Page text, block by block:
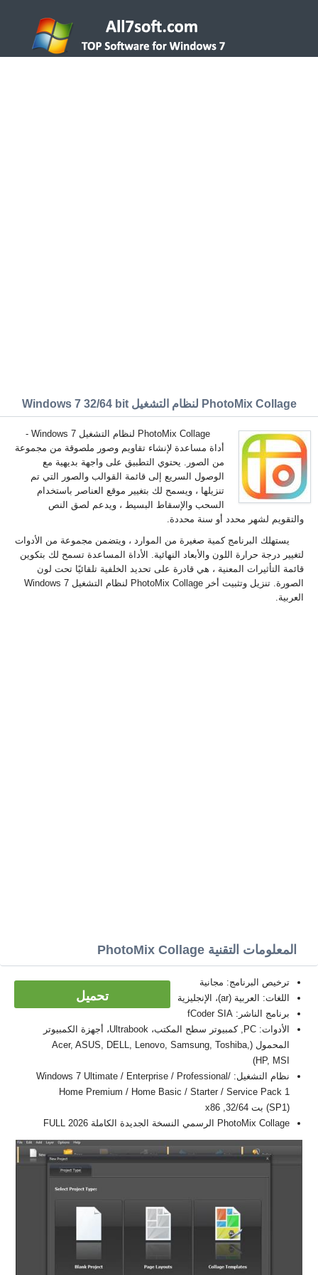
PhotoMix Collage لنظام التشغيل Windows 7 32/64 bit
PhotoMix Collage لنظام التشغيل Windows 7 -
أداة مساعدة لإنشاء تقاويم وصور ملصوقة من مجموعة
من الصور. يحتوي التطبيق على واجهة بديهية مع
الوصول السريع إلى قائمة القوالب والصور التي تم
تنزيلها ، ويسمح لك بتغيير موقع العناصر باستخدام
السحب والإسقاط البسيط ، ويدعم لصق النص
والتقويم لشهر محدد أو سنة محددة.
يستهلك البرنامج كمية صغيرة من الموارد ، ويتضمن مجموعة من الأدوات
لتغيير درجة حرارة اللون والأبعاد النهائية. الأداة المساعدة تسمح لك بتكوين
قائمة التأثيرات المعنية ، هي قادرة على تحديد الخلفية تلقائيًا تحت لون
الصورة. تنزيل وتثبيت أخر PhotoMix Collage لنظام التشغيل Windows 7
العربية.
المعلومات التقنية PhotoMix Collage
تحميل
ترخيص البرنامج: مجانية
اللغات: العربية (ar)، الإنجليزية
برنامج الناشر: fCoder SIA
الأدوات: PC, كمبيوتر سطح المكتب، Ultrabook، أجهزة الكمبيوتر
المحمول (Acer, ASUS, DELL, Lenovo, Samsung, Toshiba,
HP, MSI)
نظام التشغيل: Windows 7 Ultimate / Enterprise / Professional/
Home Premium / Home Basic / Starter / Service Pack 1
(SP1) بت 32/64, x86
PhotoMix Collage الرسمي النسخة الجديدة الكاملة FULL 2026